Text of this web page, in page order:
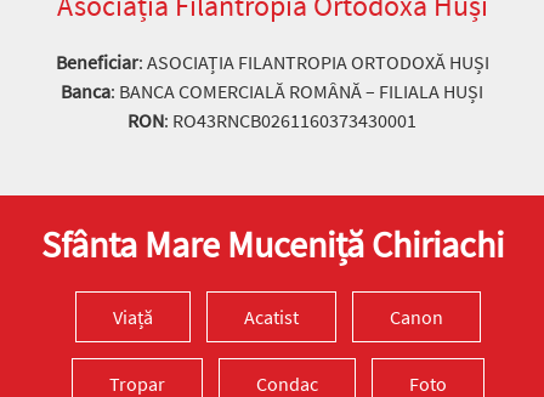
Beneficiar: ASOCIAȚIA FILANTROPIA ORTODOXĂ HUȘI
Banca: BANCA COMERCIALĂ ROMÂNĂ – FILIALA HUȘI
RON: RO43RNCB0261160373430001
Sfânta Mare Muceniță Chiriachi
Viață Acatist Canon
Tropar Condac Foto